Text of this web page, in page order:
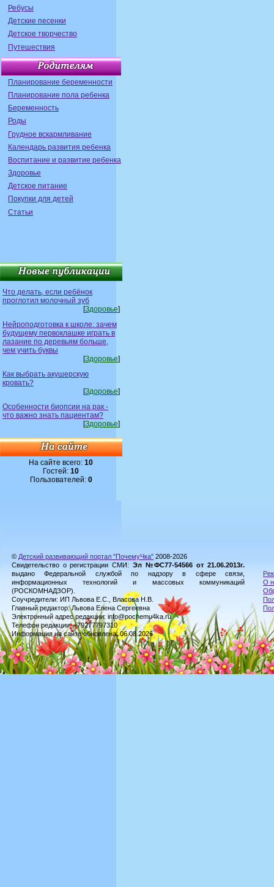
Ребусы
Детские песенки
Детское творчество
Путешествия
Планирование беременности
Планирование пола ребенка
Беременность
Роды
Грудное вскармливание
Календарь развития ребенка
Воспитание и развитие ребенка
Здоровье
Детское питание
Покупки для детей
Статьи
Что делать, если ребёнок
проглотил молочный зуб
[Здоровье]
Нейроподготовка к школе: зачем
будущему первоклашке играть в
лазание по деревьям больше,
чем учить буквы
[Здоровье]
Как выбрать акушерскую
кровать?
[Здоровье]
Особенности биопсии на рак -
что важно знать пациентам?
[Здоровье]
На сайте всего:10
Гостей:10
Пользователей: 0
© Детский развивающий портал "ПочемуЧка" 2008-2026
Свидетельство о регистрации СМИ: Эл №ФС77-54566 от 21.06.2013г.
выдано Федеральной службой по надзору в сфере связи,
информационных технологий и массовых коммуникаций
(РОСКОМНАДЗОР).
Соучредители: ИП Львова Е.С., Власова Н.В.
Главный редактор: Львова Елена Сергеевна
Электронный адрес редакции: info@pochemu4ka.ru
Телефон редакции: +79277797310
Информация на сайте обновлена: 06.08.2026
О